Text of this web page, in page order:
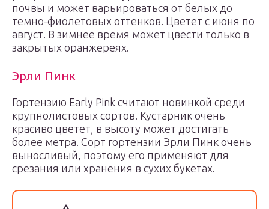
почвы и может варьироваться от белых до
темно-фиолетовых оттенков. Цветет с июня по
август. В зимнее время может цвести только в
закрытых оранжереях.
Эрли Пинк
Гортензию Early Pink считают новинкой среди
крупнолистовых сортов. Кустарник очень
красиво цветет, в высоту может достигать
более метра. Сорт гортензии Эрли Пинк очень
выносливый, поэтому его применяют для
срезания или хранения в сухих букетах.